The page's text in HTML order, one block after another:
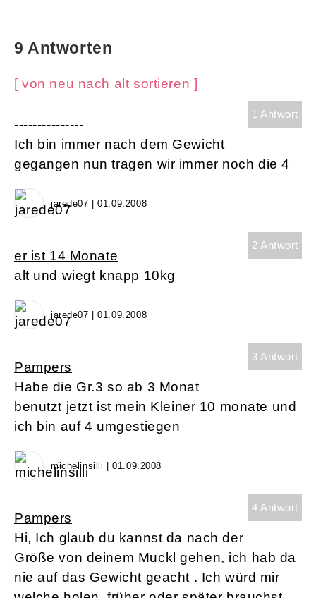
9 Antworten
[ von neu nach alt sortieren ]
1 Antwort
---------------
Ich bin immer nach dem Gewicht
gegangen nun tragen wir immer noch die 4
jarede07 | 01.09.2008
2 Antwort
er ist 14 Monate
alt und wiegt knapp 10kg
jarede07 | 01.09.2008
3 Antwort
Pampers
Habe die Gr.3 so ab 3 Monat
benutzt jetzt ist mein Kleiner 10 monate und
ich bin auf 4 umgestiegen
michelinsilli | 01.09.2008
4 Antwort
Pampers
Hi, Ich glaub du kannst da nach der
Größe von deinem Muckl gehen, ich hab da
nie auf das Gewicht geacht . Ich würd mir